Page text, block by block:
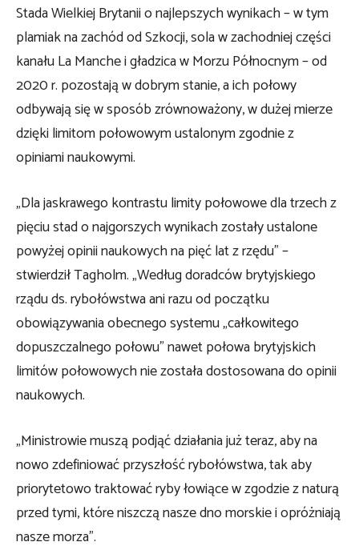
Stada Wielkiej Brytanii o najlepszych wynikach – w tym
plamiak na zachód od Szkocji, sola w zachodniej części
kanału La Manche i gładzica w Morzu Północnym – od
2020 r. pozostają w dobrym stanie, a ich połowy
odbywają się w sposób zrównoważony, w dużej mierze
dzięki limitom połowowym ustalonym zgodnie z
opiniami naukowymi.
„Dla jaskrawego kontrastu limity połowowe dla trzech z
pięciu stad o najgorszych wynikach zostały ustalone
powyżej opinii naukowych na pięć lat z rzędu” –
stwierdził Tagholm. „Według doradców brytyjskiego
rządu ds. rybołówstwa ani razu od początku
obowiązywania obecnego systemu „całkowitego
dopuszczalnego połowu” nawet połowa brytyjskich
limitów połowowych nie została dostosowana do opinii
naukowych.
„Ministrowie muszą podjąć działania już teraz, aby na
nowo zdefiniować przyszłość rybołówstwa, tak aby
priorytetowo traktować ryby łowiące w zgodzie z naturą
przed tymi, które niszczą nasze dno morskie i opróżniają
nasze morza”.